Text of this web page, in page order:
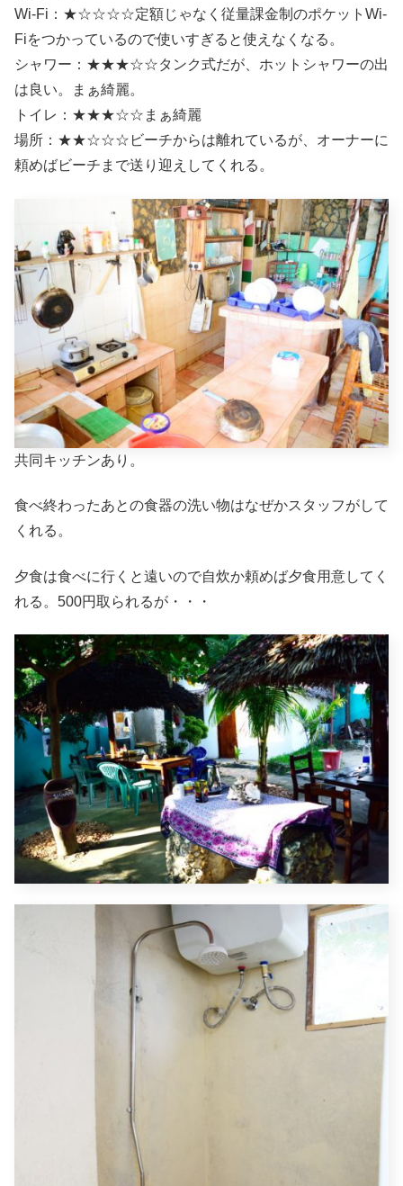
Wi-Fi：★☆☆☆☆定額じゃなく従量課金制のポケットWi-
Fiをつかっているので使いすぎると使えなくなる。
シャワー：★★★☆☆タンク式だが、ホットシャワーの出
は良い。まぁ綺麗。
トイレ：★★★☆☆まぁ綺麗
場所：★★☆☆☆ビーチからは離れているが、オーナーに
頼めばビーチまで送り迎えしてくれる。
共同キッチンあり。
食べ終わったあとの食器の洗い物はなぜかスタッフがして
くれる。
夕食は食べに行くと遠いので自炊か頼めば夕食用意してく
れる。500円取られるが・・・